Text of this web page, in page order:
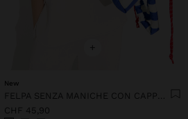
+
New
FELPA SENZA MANICHE CON CAPPUCCIO TOCCO MORBIDO
CHF 45,90